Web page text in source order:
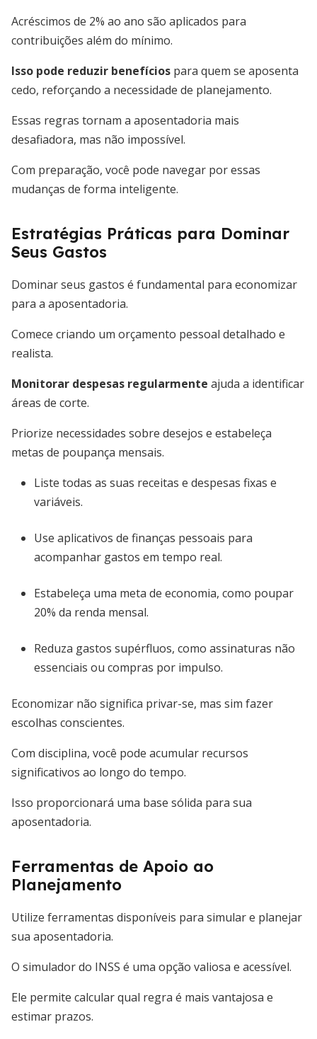
Acréscimos de 2% ao ano são aplicados para
contribuições além do mínimo.
Isso pode reduzir benefícios para quem se aposenta
cedo, reforçando a necessidade de planejamento.
Essas regras tornam a aposentadoria mais
desafiadora, mas não impossível.
Com preparação, você pode navegar por essas
mudanças de forma inteligente.
Estratégias Práticas para Dominar
Seus Gastos
Dominar seus gastos é fundamental para economizar
para a aposentadoria.
Comece criando um orçamento pessoal detalhado e
realista.
Monitorar despesas regularmente ajuda a identificar
áreas de corte.
Priorize necessidades sobre desejos e estabeleça
metas de poupança mensais.
Liste todas as suas receitas e despesas fixas e
variáveis.
Use aplicativos de finanças pessoais para
acompanhar gastos em tempo real.
Estabeleça uma meta de economia, como poupar
20% da renda mensal.
Reduza gastos supérfluos, como assinaturas não
essenciais ou compras por impulso.
Economizar não significa privar-se, mas sim fazer
escolhas conscientes.
Com disciplina, você pode acumular recursos
significativos ao longo do tempo.
Isso proporcionará uma base sólida para sua
aposentadoria.
Ferramentas de Apoio ao
Planejamento
Utilize ferramentas disponíveis para simular e planejar
sua aposentadoria.
O simulador do INSS é uma opção valiosa e acessível.
Ele permite calcular qual regra é mais vantajosa e
estimar prazos.